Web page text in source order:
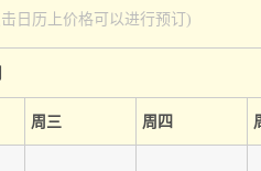
日历上价格可以进行预订)
周三 周四